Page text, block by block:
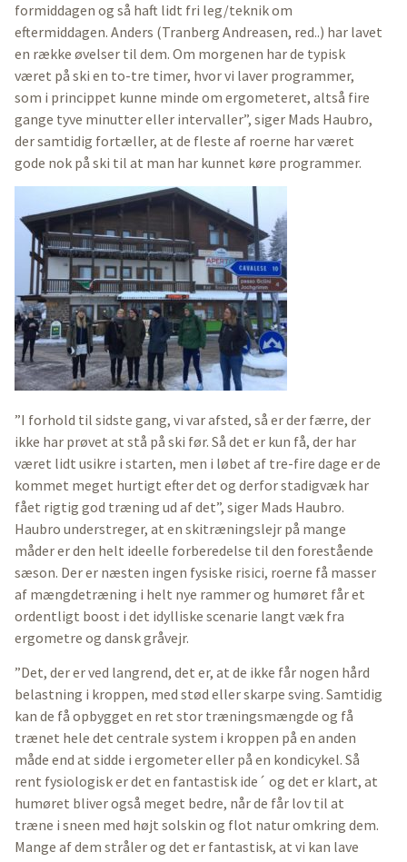
formiddagen og så haft lidt fri leg/teknik om
eftermiddagen. Anders (Tranberg Andreasen, red..) har lavet
en række øvelser til dem. Om morgenen har de typisk
været på ski en to-tre timer, hvor vi laver programmer,
som i princippet kunne minde om ergometeret, altså fire
gange tyve minutter eller intervaller”, siger Mads Haubro,
der samtidig fortæller, at de fleste af roerne har været
gode nok på ski til at man har kunnet køre programmer.
”I forhold til sidste gang, vi var afsted, så er der færre, der
ikke har prøvet at stå på ski før. Så det er kun få, der har
været lidt usikre i starten, men i løbet af tre-fire dage er de
kommet meget hurtigt efter det og derfor stadigvæk har
fået rigtig god træning ud af det”, siger Mads Haubro.
Haubro understreger, at en skitræningslejr på mange
måder er den helt ideelle forberedelse til den forestående
sæson. Der er næsten ingen fysiske risici, roerne få masser
af mængdetræning i helt nye rammer og humøret får et
ordentligt boost i det idylliske scenarie langt væk fra
ergometre og dansk gråvejr.
”Det, der er ved langrend, det er, at de ikke får nogen hård
belastning i kroppen, med stød eller skarpe sving. Samtidig
kan de få opbygget en ret stor træningsmængde og få
trænet hele det centrale system i kroppen på en anden
måde end at sidde i ergometer eller på en kondicykel. Så
rent fysiologisk er det en fantastisk ide´ og det er klart, at
humøret bliver også meget bedre, når de får lov til at
træne i sneen med højt solskin og flot natur omkring dem.
Mange af dem stråler og det er fantastisk, at vi kan lave